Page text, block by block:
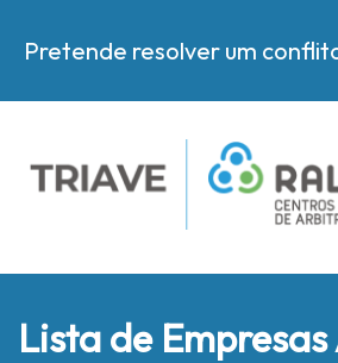
Pretende resolver um
Lista de